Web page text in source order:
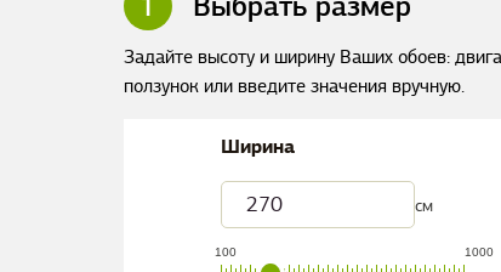
Задайте высоту и ширину Ваших обоев:
ползунок или введите значения вручную.
Ширина
см
100 1000